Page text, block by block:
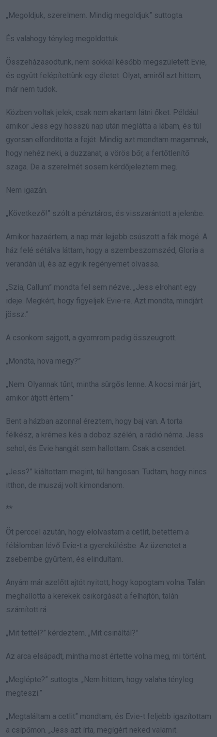
„Megoldjuk, szerelmem. Mindig megoldjuk” suttogta.
És valahogy tényleg megoldottuk.
Összeházasodtunk, nem sokkal később megszületett Evie,
és együtt felépítettünk egy életet. Olyat, amiről azt hittem,
már nem tudok.
Közben voltak jelek, csak nem akartam látni őket. Például
amikor Jess egy hosszú nap után meglátta a lábam, és túl
gyorsan elfordította a fejét. Mindig azt mondtam magamnak,
hogy nehéz neki, a duzzanat, a vörös bőr, a fertőtlenítő
szaga. De a szerelmét sosem kérdőjeleztem meg.
Nem igazán.
„Következő!” szólt a pénztáros, és visszarántott a jelenbe.
Amikor hazaértem, a nap már lejjebb csúszott a fák mögé. A
ház felé sétálva láttam, hogy a szembeszomszéd, Gloria a
verandán ül, és az egyik regényemet olvassa.
„Szia, Callum” mondta fel sem nézve. „Jess elrohant egy
ideje. Megkért, hogy figyeljek Evie-re. Azt mondta, mindjárt
jössz.”
A csonkom sajgott, a gyomrom pedig összeugrott.
„Mondta, hova megy?”
„Nem. Olyannak tűnt, mintha sürgős lenne. A kocsi már járt,
amikor átjött értem.”
Bent a házban azonnal éreztem, hogy baj van. A torta
félkész, a krémes kés a doboz szélén, a rádió néma. Jess
sehol, és Evie hangját sem hallottam. Csak a csendet.
„Jess?” kiáltottam megint, túl hangosan. Tudtam, hogy nincs
itthon, de muszáj volt kimondanom.
**
Öt perccel azután, hogy elolvastam a cetlit, betettem a
félálomban lévő Evie-t a gyerekülésbe. Az üzenetet a
zsebembe gyűrtem, és elindultam.
Anyám már azelőtt ajtót nyitott, hogy kopogtam volna. Talán
meghallotta a kerekek csikorgását a felhajtón, talán
számított rá.
„Mit tettél?” kérdeztem. „Mit csináltál?”
Az arca elsápadt, mintha most értette volna meg, mi történt.
„Meglépte?” suttogta. „Nem hittem, hogy valaha tényleg
megteszi.”
„Megtaláltam a cetlit” mondtam, és Evie-t feljebb igazítottam
a csípőmön. „Jess azt írta, megígért neked valamit.